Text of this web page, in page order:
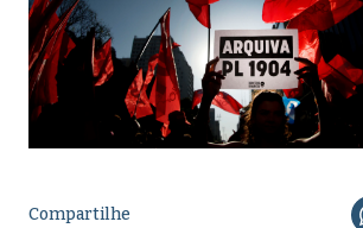
Compartilhe